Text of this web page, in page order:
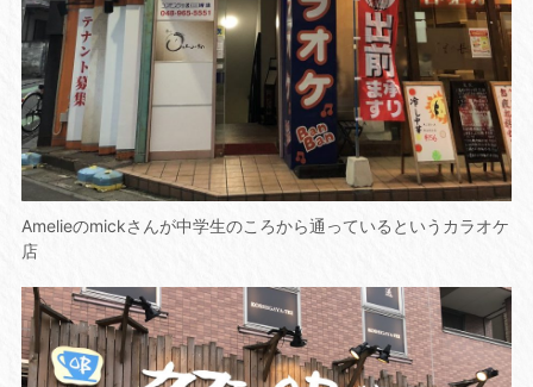
Amelieのmickさんが中学生のころから通っているというカラオケ
店